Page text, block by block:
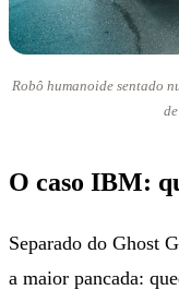
Robô humanoide sentado
O caso IBM:
Separado do Ghost
a maior pancada: